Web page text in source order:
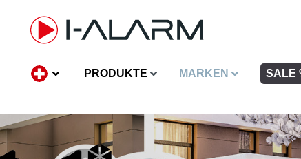
springen
PRODUKTE MARKEN SALE